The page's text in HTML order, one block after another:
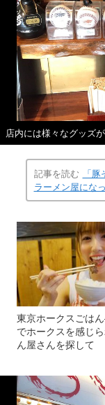
店内には様々なグッズ
記事を読む
「
ラーメン屋にな
東京ホークスごは
でホークスを感じ
ん屋さんを探して